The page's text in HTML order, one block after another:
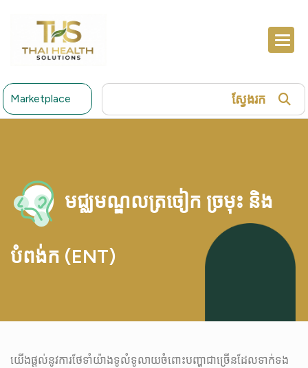
Marketplace ស្វែងរក
មជ្ឈមណ្ឌលត្រចៀក ច្រមុះ និង
បំពង់ក​ (ENT)
យើងផ្តល់នូវការថែទាំយ៉ាងទូលំទូលាយចំពោះបញ្ហាជាច្រើនដែលទាក់ទង